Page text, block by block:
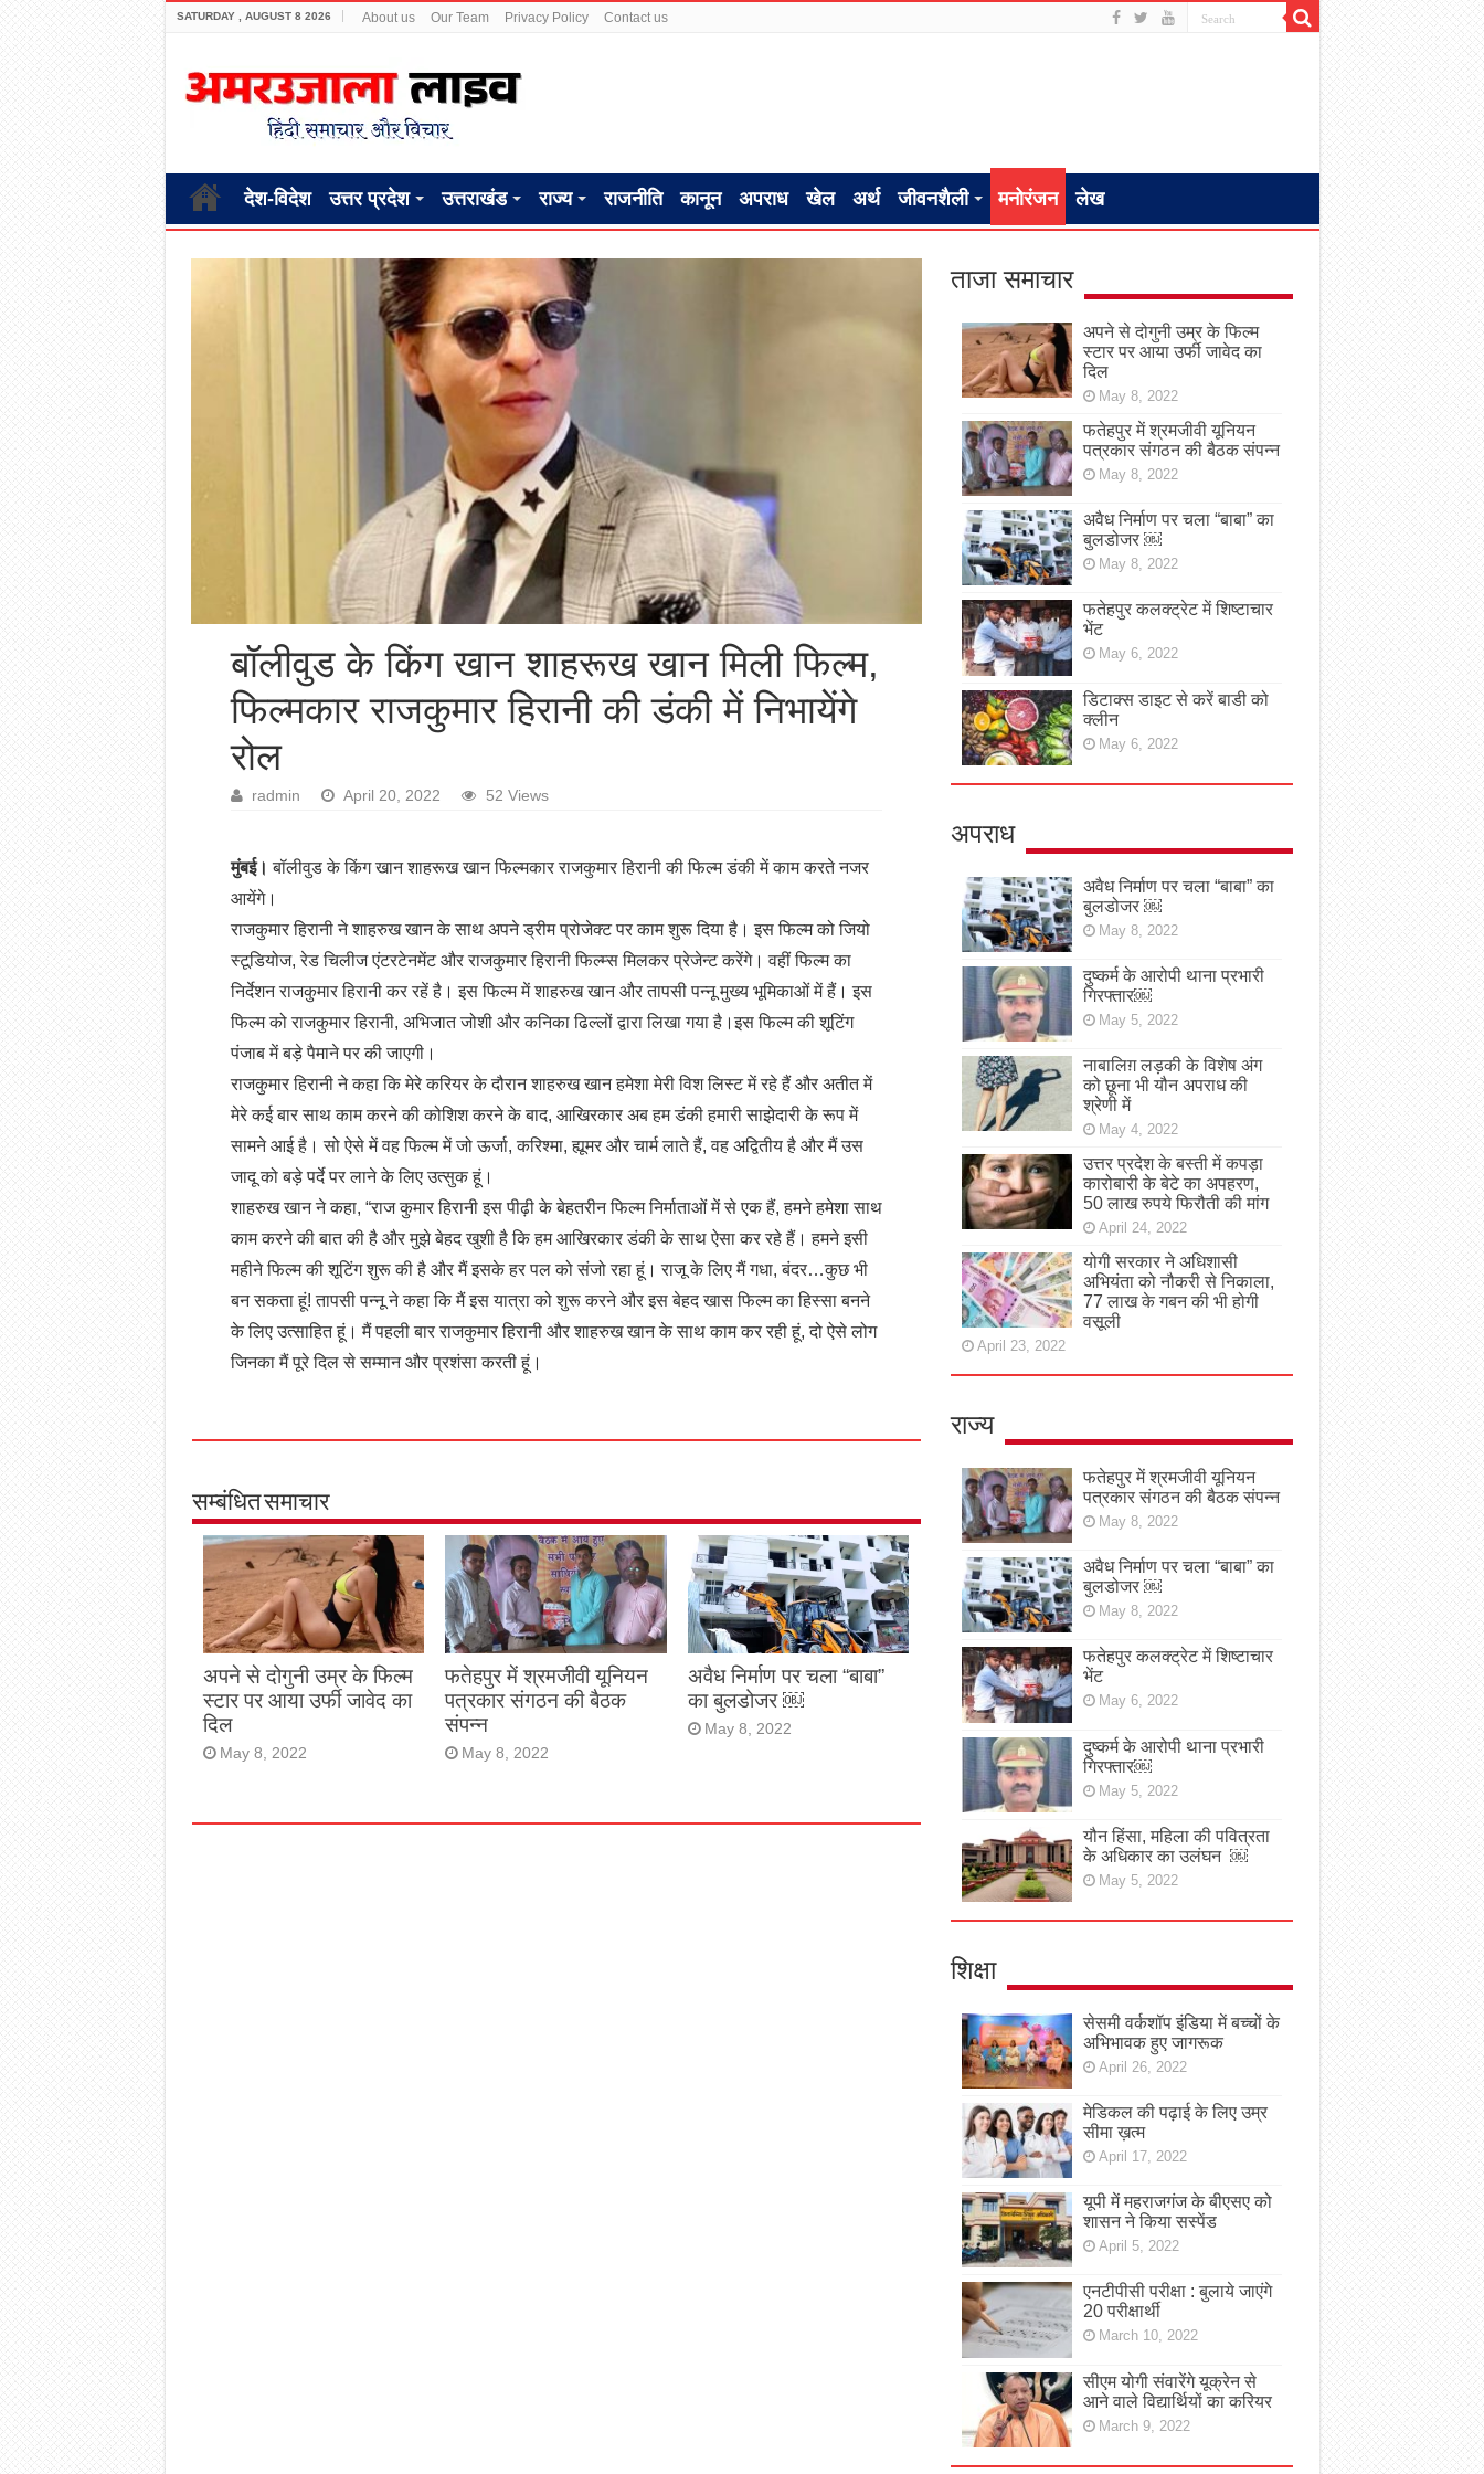
SATURDAY , AUGUST 8 2026 About us Our Team Privacy Policy Contact us
देश-विदेश उत्तर प्रदेश उत्तराखंड राज्य राजनीति कानून अपराध खेल अर्थ जीवनशैली मनोरंजन लेख
बॉलीवुड के किंग खान शाहरूख खान मिली फिल्म,
फिल्मकार राजकुमार हिरानी की डंकी में निभायेंगे
रोल
radmin April 20, 2022 52 Views
मुंबई। बॉलीवुड के किंग खान शाहरूख खान फिल्मकार राजकुमार हिरानी की फिल्म डंकी में काम करते नजर
आयेंगे।
राजकुमार हिरानी ने शाहरुख खान के साथ अपने ड्रीम प्रोजेक्ट पर काम शुरू दिया है। इस फिल्म को जियो
स्टूडियोज, रेड चिलीज एंटरटेनमेंट और राजकुमार हिरानी फिल्म्स मिलकर प्रेजेन्ट करेंगे। वहीं फिल्म का
निर्देशन राजकुमार हिरानी कर रहें है। इस फिल्म में शाहरुख खान और तापसी पन्नू मुख्य भूमिकाओं में हैं। इस
फिल्म को राजकुमार हिरानी, ​​अभिजात जोशी और कनिका ढिल्लों द्वारा लिखा गया है।इस फिल्म की शूटिंग
पंजाब में बड़े पैमाने पर की जाएगी।
राजकुमार हिरानी ने कहा कि मेरे करियर के दौरान शाहरुख खान हमेशा मेरी विश लिस्ट में रहे हैं और अतीत में
मेरे कई बार साथ काम करने की कोशिश करने के बाद, आखिरकार अब हम डंकी हमारी साझेदारी के रूप में
सामने आई है। सो ऐसे में वह फिल्म में जो ऊर्जा, करिश्मा, ह्यूमर और चार्म लाते हैं, वह अद्वितीय है और मैं उस
जादू को बड़े पर्दे पर लाने के लिए उत्सुक हूं।
शाहरुख खान ने कहा, “राज कुमार हिरानी इस पीढ़ी के बेहतरीन फिल्म निर्माताओं में से एक हैं, हमने हमेशा साथ
काम करने की बात की है और मुझे बेहद खुशी है कि हम आखिरकार डंकी के साथ ऐसा कर रहे हैं। हमने इसी
महीने फिल्म की शूटिंग शुरू की है और मैं इसके हर पल को संजो रहा हूं। राजू के लिए मैं गधा, बंदर…कुछ भी
बन सकता हूं! तापसी पन्नू ने कहा कि मैं इस यात्रा को शुरू करने और इस बेहद खास फिल्म का हिस्सा बनने
के लिए उत्साहित हूं। मैं पहली बार राजकुमार हिरानी और शाहरुख खान के साथ काम कर रही हूं, दो ऐसे लोग
जिनका मैं पूरे दिल से सम्मान और प्रशंसा करती हूं।
सम्बंधित समाचार
अपने से दोगुनी उम्र के फिल्म
स्टार पर आया उर्फी जावेद का
दिल
May 8, 2022
फतेहपुर में श्रमजीवी यूनियन
पत्रकार संगठन की बैठक
संपन्न
May 8, 2022
अवैध निर्माण पर चला “बाबा”
का बुलडोजर ￼
May 8, 2022
ताजा समाचार
अपने से दोगुनी उम्र के फिल्म
स्टार पर आया उर्फी जावेद का
दिल
May 8, 2022
फतेहपुर में श्रमजीवी यूनियन
पत्रकार संगठन की बैठक संपन्न
May 8, 2022
अवैध निर्माण पर चला “बाबा” का
बुलडोजर ￼
May 8, 2022
फतेहपुर कलक्ट्रेट में शिष्टाचार
भेंट
May 6, 2022
डिटाक्स डाइट से करें बाडी को
क्लीन
May 6, 2022
अपराध
अवैध निर्माण पर चला “बाबा” का
बुलडोजर ￼
May 8, 2022
दुष्कर्म के आरोपी थाना प्रभारी
गिरफ्तार￼
May 5, 2022
नाबालिग़ लड़की के विशेष अंग
को छूना भी यौन अपराध की
श्रेणी में
May 4, 2022
उत्तर प्रदेश के बस्ती में कपड़ा
कारोबारी के बेटे का अपहरण,
50 लाख रुपये फिरौती की मांग
April 24, 2022
योगी सरकार ने अधिशासी
अभियंता को नौकरी से निकाला,
77 लाख के गबन की भी होगी
वसूली
April 23, 2022
राज्य
फतेहपुर में श्रमजीवी यूनियन
पत्रकार संगठन की बैठक संपन्न
May 8, 2022
अवैध निर्माण पर चला “बाबा” का
बुलडोजर ￼
May 8, 2022
फतेहपुर कलक्ट्रेट में शिष्टाचार
भेंट
May 6, 2022
दुष्कर्म के आरोपी थाना प्रभारी
गिरफ्तार￼
May 5, 2022
यौन हिंसा, महिला की पवित्रता
के अधिकार का उलंघन ￼
May 5, 2022
शिक्षा
सेसमी वर्कशॉप इंडिया में बच्चों के
अभिभावक हुए जागरूक
April 26, 2022
मेडिकल की पढ़ाई के लिए उम्र
सीमा ख़त्म
April 17, 2022
यूपी में महराजगंज के बीएसए को
शासन ने किया सस्पेंड
April 5, 2022
एनटीपीसी परीक्षा : बुलाये जाएंगे
20 परीक्षार्थी
March 10, 2022
सीएम योगी संवारेंगे यूक्रेन से
आने वाले विद्यार्थियों का करियर
March 9, 2022